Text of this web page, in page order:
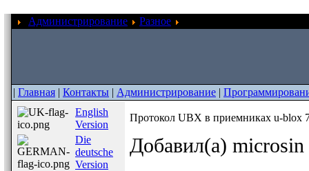
Администрирование Разное
| Главная | Контакты | Администрирование |
English
Version
Die
deutsche
Version
Протокол UBX в приемниках u-blox
Добавил(а) microsin